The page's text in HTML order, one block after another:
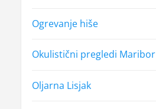
Ogrevanje hiše
Okulistični pregledi Maribor
Oljarna Lisjak